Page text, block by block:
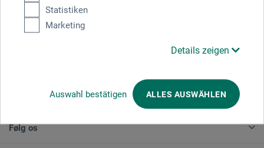
Statistiken
Marketing
Details zeigen
Auswahl bestätigen ALLES AUSWÄHLEN
ANNULLER BESTILLING
Følg os